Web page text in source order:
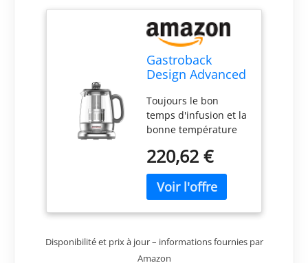
Gastroback
Design Advanced
1,5 L 2000 W
Acier inoxydable
Toujours le bon
temps d'infusion et la
bonne température
thé Le filtre à thé est
automatiquement
abaissé dès que la
température de l'eau
réglée est atteinte Le
automatiquement
dès que le temps
220,62 €
Disponibilité et prix à jour – informations fournies par
Amazon